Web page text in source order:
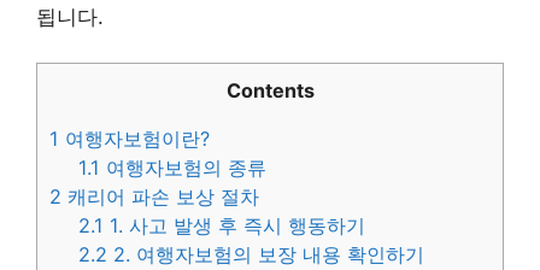
됩니다.
Contents
1 여행자보험이란?
1.1 여행자보험의 종류
2 캐리어 파손 보상 절차
2.1 1. 사고 발생 후 즉시 행동하기
2.2 2. 여행자보험의 보장 내용 확인하기